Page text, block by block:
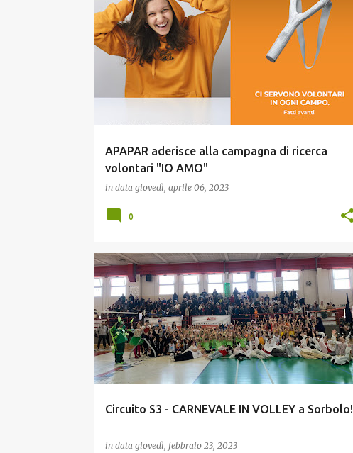
APAPAR aderisce alla campagna di ricerca
volontari "IO AMO"
in data giovedì, aprile 06, 2023
CULTURA E MEMORIA ESTATE E TEMPO LIBERO GIOVANI
INCLUSIONE RELAZIONE CON GLI ENTI PUBBLICI
0
Circuito S3 - CARNEVALE IN VOLLEY a Sorbolo!
in data giovedì, febbraio 23, 2023
GIOVANI